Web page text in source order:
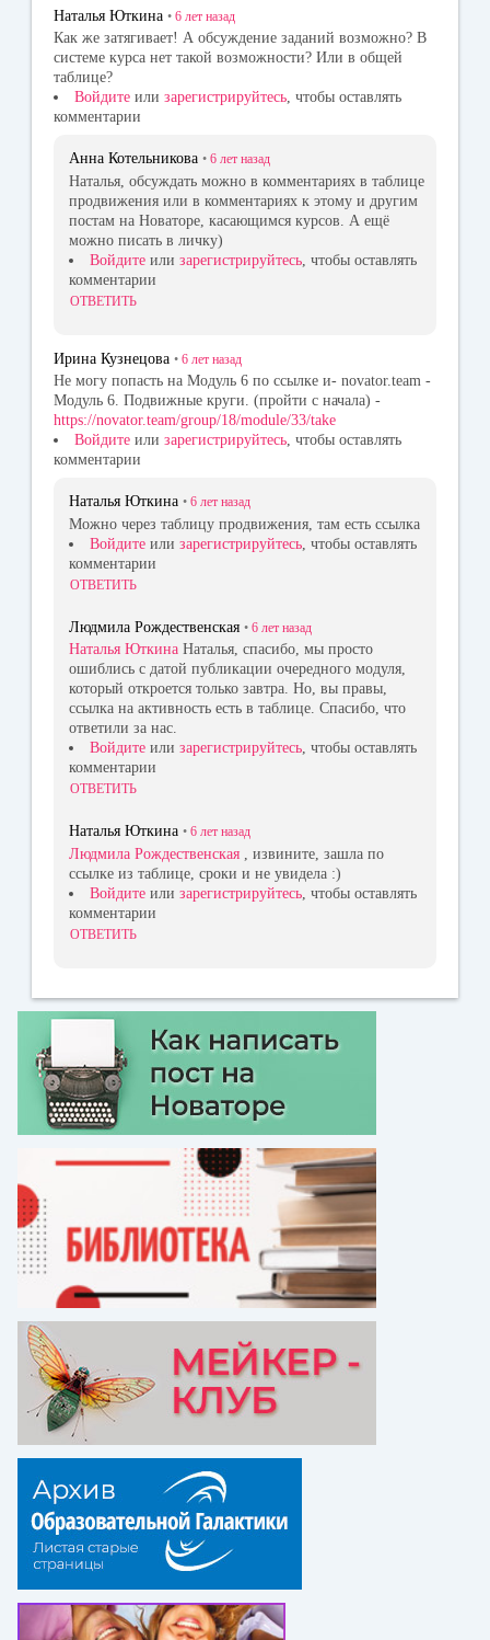
Наталья Юткина • 6 лет назад
Как же затягивает! А обсуждение заданий возможно? В
системе курса нет такой возможности? Или в общей
таблице?
Войдите или зарегистрируйтесь, чтобы оставлять
комментарии
Анна Котельникова • 6 лет назад
Наталья, обсуждать можно в комментариях в таблице
продвижения или в комментариях к этому и другим
постам на Новаторе, касающимся курсов. А ещё
можно писать в личку)
Войдите или зарегистрируйтесь , чтобы оставлять
комментарии
ОТВЕТИТЬ
Ирина Кузнецова • 6 лет назад
Не могу попасть на Модуль 6 по ссылке и- novator.team -
Модуль 6. Подвижные круги. (пройти с начала) -
https://novator.team/group/18/module/33/take
Войдите или зарегистрируйтесь, чтобы оставлять
комментарии
Наталья Юткина • 6 лет назад
Можно через таблицу продвижения, там есть ссылка
Войдите или зарегистрируйтесь , чтобы оставлять
комментарии
ОТВЕТИТЬ
Людмила Рождественская • 6 лет назад
Наталья Юткина Наталья, спасибо, мы просто
ошиблись с датой публикации очередного модуля,
который откроется только завтра. Но, вы правы,
ссылка на активность есть в таблице. Спасибо, что
ответили за нас.
Войдите или зарегистрируйтесь, чтобы оставлять
комментарии
ОТВЕТИТЬ
Наталья Юткина • 6 лет назад
Людмила Рождественская
, извините, зашла по
ссылке из таблице, сроки и не увидела :)
Войдите или зарегистрируйтесь , чтобы оставлять
комментарии
ОТВЕТИТЬ